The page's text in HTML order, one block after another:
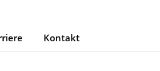
Kontakt